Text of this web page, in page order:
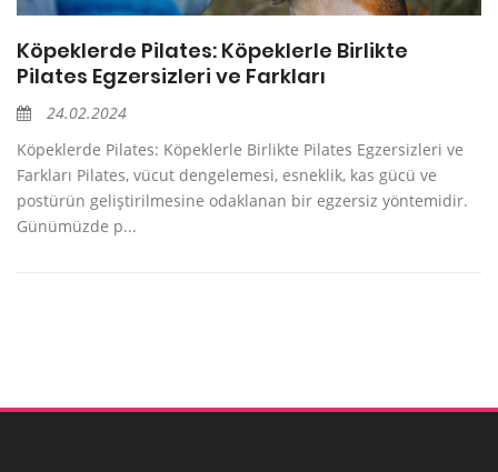
Köpeklerde Pilates: Köpeklerle Birlikte
Pilates Egzersizleri ve Farkları
24.02.2024
Köpeklerde Pilates: Köpeklerle Birlikte Pilates Egzersizleri ve
Farkları Pilates, vücut dengelemesi, esneklik, kas gücü ve
postürün geliştirilmesine odaklanan bir egzersiz yöntemidir.
Günümüzde p...